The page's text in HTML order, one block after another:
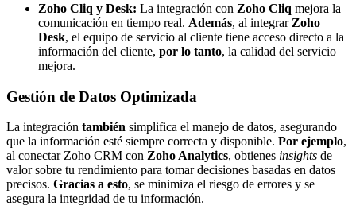
Zoho Cliq y Desk: La integración con Zoho Cliq mejora la
comunicación en tiempo real. Además, al integrar Zoho
Desk, el equipo de servicio al cliente tiene acceso directo a la
información del cliente, por lo tanto, la calidad del servicio
mejora.
Gestión de Datos Optimizada
La integración también simplifica el manejo de datos, asegurando
que la información esté siempre correcta y disponible. Por ejemplo,
al conectar Zoho CRM con Zoho Analytics, obtienes insights de
valor sobre tu rendimiento para tomar decisiones basadas en datos
precisos. Gracias a esto, se minimiza el riesgo de errores y se
asegura la integridad de tu información.